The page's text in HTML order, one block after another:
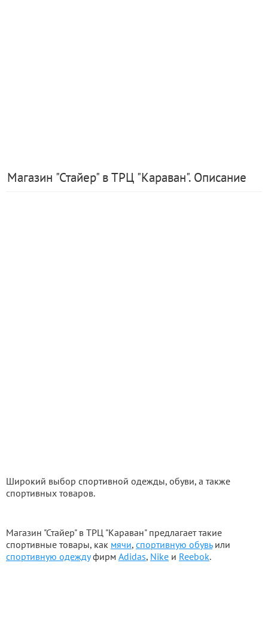
Магазин "Стайер" в ТРЦ "Караван". Описание
Широкий выбор спортивной одежды, обуви, а также
спортивных товаров.
Магазин "Стайер" в ТРЦ "Караван" предлагает такие
спортивные товары, как мячи, спортивную обувьили
спортивную одеждуфирм Adidas, Nike и Reebok.